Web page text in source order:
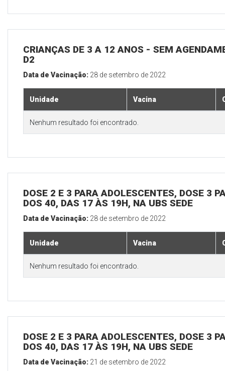
CRIANÇAS DE 3 A 12 ANOS - SEM
D2
Data de Vacinação: 28 de setembro de 2022
Unidade Vacina
Nenhum resultado foi encontrado.
DOSE 2 E 3 PARA ADOLESCENTES, DOSE 3
DOS 40, DAS 17 ÀS 19H, NA UBS SEDE
Data de Vacinação: 28 de setembro de 2022
Unidade Vacina
Nenhum resultado foi encontrado.
DOSE 2 E 3 PARA ADOLESCENTES, DOSE 3
DOS 40, DAS 17 ÀS 19H, NA UBS SEDE
Data de Vacinação: 21 de setembro de 2022